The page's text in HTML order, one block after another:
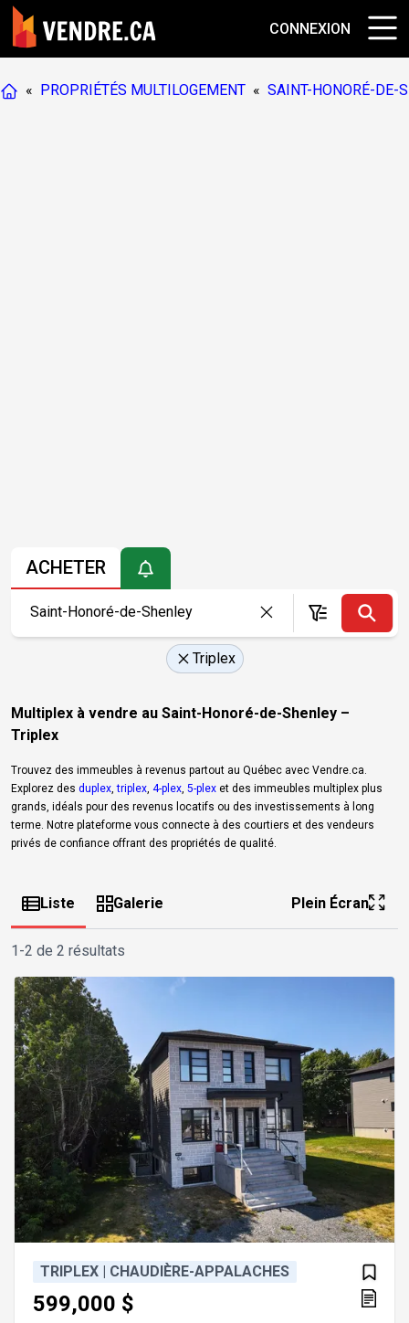
CONNEXION
« PROPRIÉTÉS MULTILOGEMENT « SAINT-HONORÉ-DE-
ACHETER
Triplex
Multiplex à vendre au Saint-Honoré-de-Shenley –
Triplex
Trouvez des immeubles à revenus partout au Québec avec Vendre.ca.
Explorez des duplex ,triplex 4-plex 5-plex et des immeubles multiplex plus
grands, idéals pour des revenus locatifs ou des investissements à long
terme. Notre plateforme vous connecte à des courtiers et des vendeurs
privés de confiance offrant des propriétés de qualité.
Liste Galerie Plein Écran
1-2 de 2 résultats
TRIPLEX | CHAUDIÈRE-APPALACHES
599,000 $